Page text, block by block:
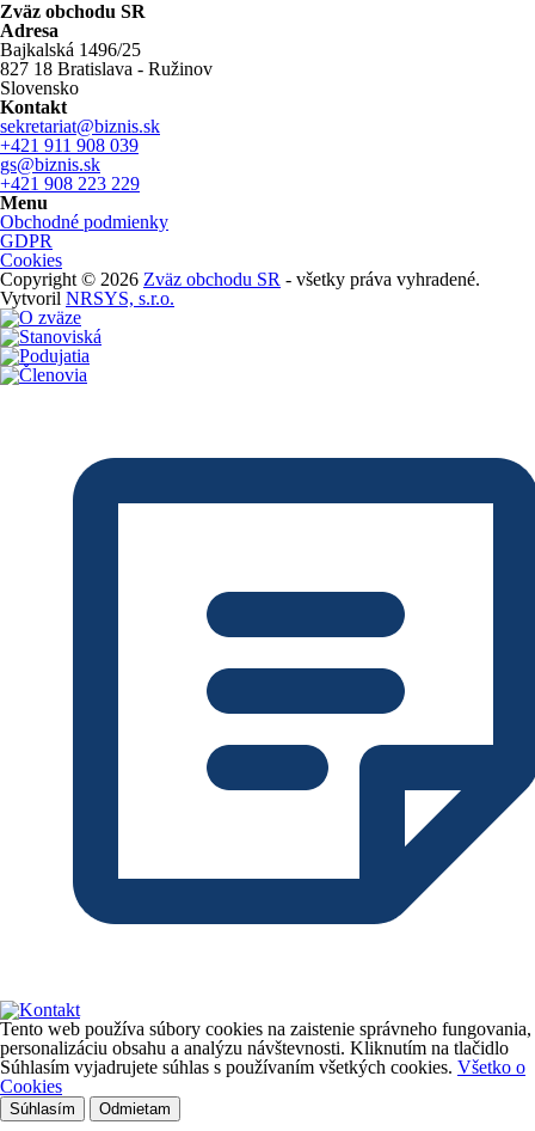
Zväz obchodu SR
Adresa
Bajkalská 1496/25
827 18 Bratislava - Ružinov
Slovensko
Kontakt
sekretariat@biznis.sk
+421 911 908 039
gs@biznis.sk
+421 908 223 229
Menu
Obchodné podmienky
GDPR
Cookies
Copyright © 2026 Zväz obchodu SR - všetky práva vyhradené.
Vytvoril NRSYS, s.r.o.
Tento web používa súbory cookies na zaistenie správneho fungovania,
personalizáciu obsahu a analýzu návštevnosti. Kliknutím na tlačidlo
Súhlasím vyjadrujete súhlas s používaním všetkých cookies. Všetko o
Cookies
Súhlasím Odmietam